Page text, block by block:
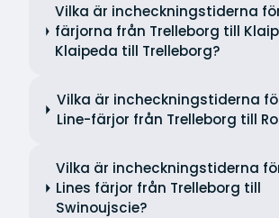
Vilka är incheckningstiderna
färjorna från Trelleborg till
Klaipeda till Trelleborg?
Vilka är incheckningstiderna
Line-färjor från Trelleborg till
Vilka är incheckningstiderna
Lines färjor från Trelleborg till
Swinoujscie?